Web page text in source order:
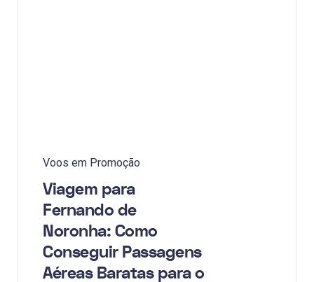
Voos em Promoção
Viagem para
Fernando de
Noronha: Como
Conseguir Passagens
Aéreas Baratas para o